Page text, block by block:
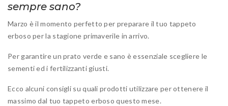
sempre sano?
Marzo è il momento perfetto per preparare il tuo tappeto
erboso per la stagione primaverile in arrivo.
Per garantire un prato verde e sano è essenziale scegliere le
sementi ed i fertilizzanti giusti.
Ecco alcuni consigli su quali prodotti utilizzare per ottenere il
massimo dal tuo tappeto erboso questo mese.